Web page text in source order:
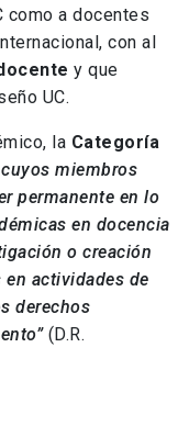
como a docentes
con al
y que
UC.
la Categoría
cuyos miembros
permanente en lo
en docencia
o creación
en actividades de
derechos
(D.R.